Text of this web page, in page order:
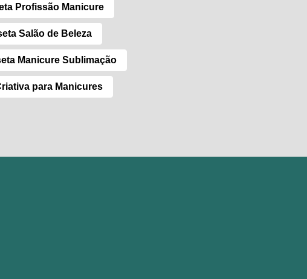
Profissão Manicure
Salão de Beleza
Manicure Sublimação
para Manicures